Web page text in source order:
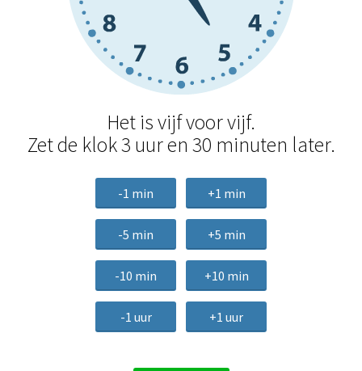
Het is vijf voor vijf.
Zet de klok 3 uur en 30 minuten later.